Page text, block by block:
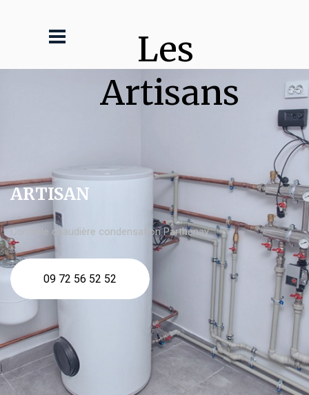
Les
Artisans
ARTISAN
Contrôle chaudière condensation Parthenay
09 72 56 52 52